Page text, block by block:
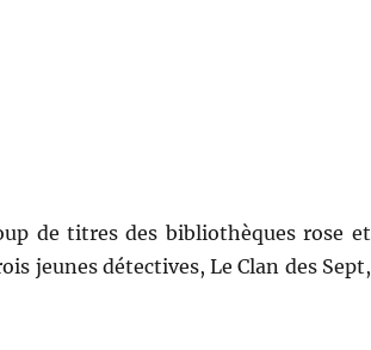
de titres des bibliothèques rose et
jeunes détectives, Le Clan des Sept,